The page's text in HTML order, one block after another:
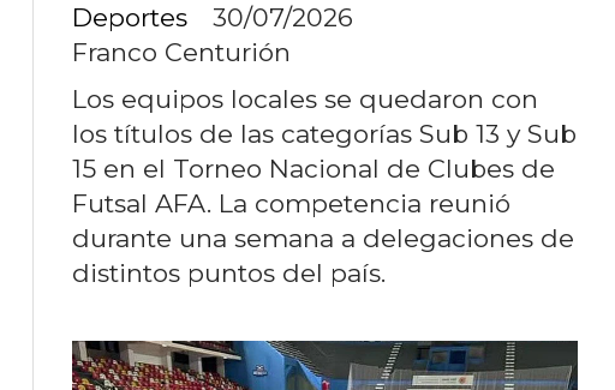
Franco Centurión
Deportes 30/07/2026
Los equipos locales se quedaron con
los títulos de las categorías Sub 13 y Sub
15 en el Torneo Nacional de Clubes de
Futsal AFA. La competencia reunió
durante una semana a delegaciones de
distintos puntos del país.